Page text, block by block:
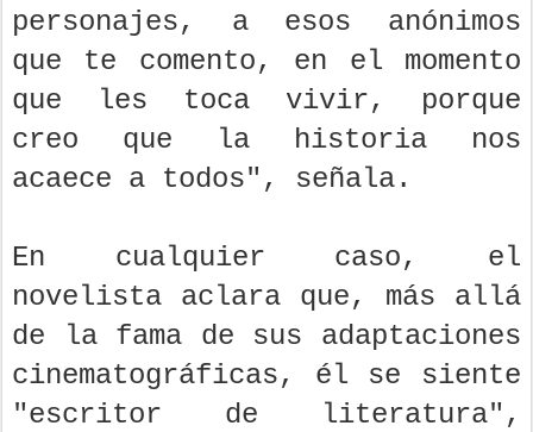
personajes, a esos anónimos
que te comento, en el momento
que les toca vivir, porque
creo que la historia nos
acaece a todos", señala.
En cualquier caso, el
novelista aclara que, más allá
de la fama de sus adaptaciones
cinematográficas, él se siente
"escritor de literatura",